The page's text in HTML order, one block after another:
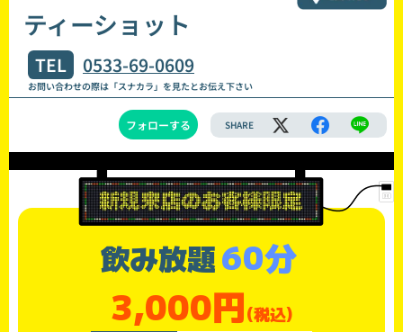
ティーショット
TEL 0533-69-0609
お問い合わせの際は「スナカラ」を見たとお伝え下さい
フォローする SHARE
飲み放題60分
3,000円(税込)